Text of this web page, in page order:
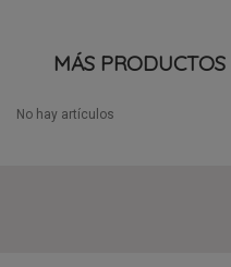
MÁS
No hay artículos